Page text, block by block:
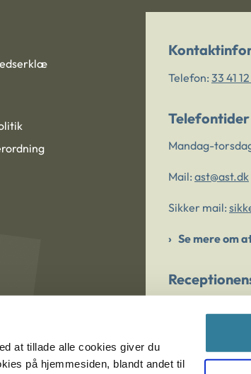
at tillade alle cookies giver du
på hjemmesiden, blandt andet til
Telefon: 33 41
Telefontider
Mandag-
Mail: ast@ast.dk
Sikker mail:
Se mere om
Er du